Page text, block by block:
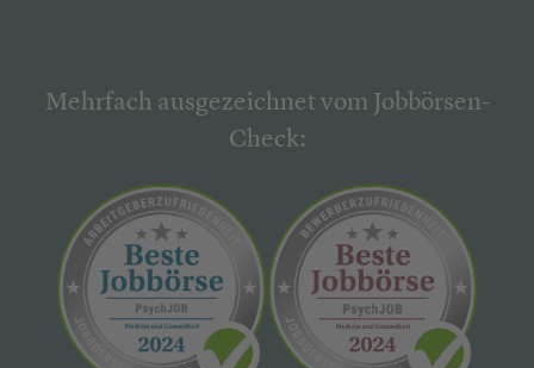
Mehrfach ausgezeichnet vom Jobbörsen-
Check: